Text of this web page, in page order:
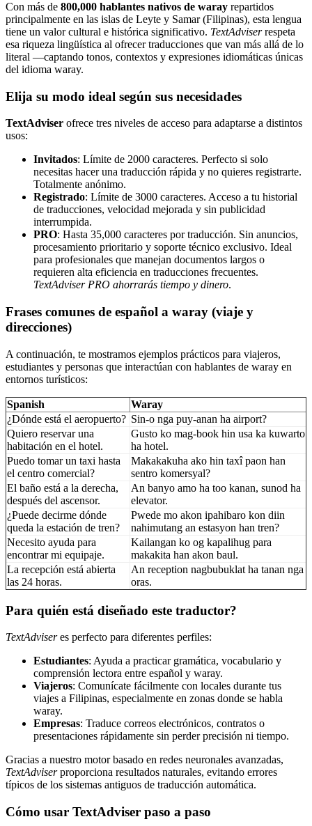
Con más de 800,000 hablantes nativos de waray repartidos
principalmente en las islas de Leyte y Samar (Filipinas), esta lengua
tiene un valor cultural e histórica significativo. TextAdviserrespeta
esa riqueza lingüística al ofrecer traducciones que van más allá de lo
literal —captando tonos, contextos y expresiones idiomáticas únicas
del idioma waray.
Elija su modo ideal según sus necesidades
TextAdviser ofrece tres niveles de acceso para adaptarse a distintos
usos:
Invitados: Límite de 2000 caracteres. Perfecto si solo
necesitas hacer una traducción rápida y no quieres registrarte.
Totalmente anónimo.
Registrado: Límite de 3000 caracteres. Acceso a tu historial
de traducciones, velocidad mejorada y sin publicidad
interrumpida.
PRO: Hasta 35,000 caracteres por traducción. Sin anuncios,
procesamiento prioritario y soporte técnico exclusivo. Ideal
para profesionales que manejan documentos largos o
requieren alta eficiencia en traducciones frecuentes.
TextAdviser PRO ahorrarás tiempo y dinero.
Frases comunes de español a waray (viaje y
direcciones)
A continuación, te mostramos ejemplos prácticos para viajeros,
estudiantes y personas que interactúan con hablantes de waray en
entornos turísticos:
Spanish
Waray
¿Dónde está el aeropuerto? Sin-o nga puy-anan ha airport?
Quiero reservar una
habitación en el hotel.
Gusto ko mag-book hin usa ka kuwarto
ha hotel.
Puedo tomar un taxi hasta
el centro comercial?
Makakakuha ako hin taxî paon han
sentro komersyal?
El baño está a la derecha,
después del ascensor.
An banyo amo ha too kanan, sunod ha
elevator.
¿Puede decirme dónde
queda la estación de tren?
Pwede mo akon ipahibaro kon diin
nahimutang an estasyon han tren?
Necesito ayuda para
encontrar mi equipaje.
Kailangan ko og kapalihug para
makakita han akon baul.
La recepción está abierta
las 24 horas.
An reception nagbubuklat ha tanan nga
oras.
Para quién está diseñado este traductor?
TextAdviseres perfecto para diferentes perfiles:
Estudiantes: Ayuda a practicar gramática, vocabulario y
comprensión lectora entre español y waray.
Viajeros: Comunícate fácilmente con locales durante tus
viajes a Filipinas, especialmente en zonas donde se habla
waray.
Empresas: Traduce correos electrónicos, contratos o
presentaciones rápidamente sin perder precisión ni tiempo.
Gracias a nuestro motor basado en redes neuronales avanzadas,
TextAdviserproporciona resultados naturales, evitando errores
típicos de los sistemas antiguos de traducción automática.
Cómo usar TextAdviser paso a paso